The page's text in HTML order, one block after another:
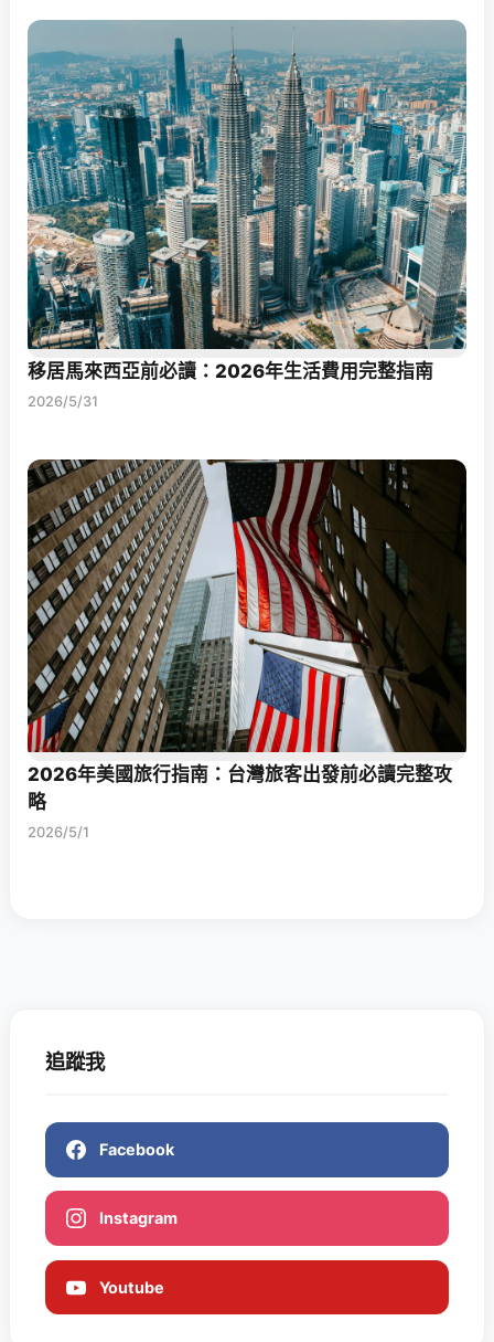
移居馬來西亞前必讀：2026年生活費用完整指南
2026/5/31
2026年美國旅行指南：台灣旅客出發前必讀完整攻
略
2026/5/1
追蹤我
Facebook
Instagram
Youtube